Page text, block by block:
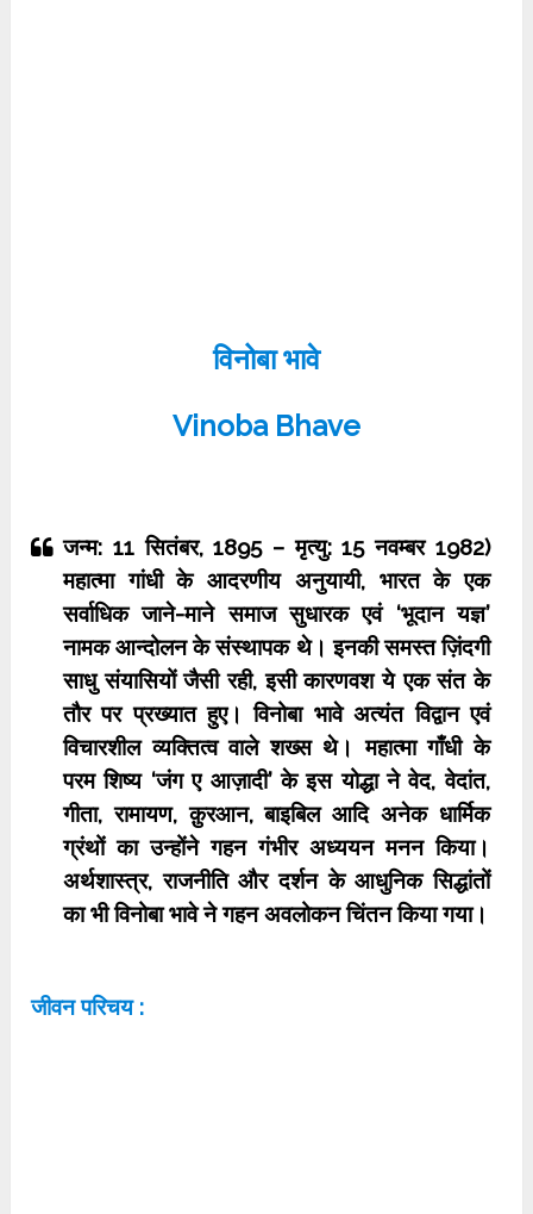
विनोबा भावे
Vinoba Bhave
जन्म: 11 सितंबर, 1895 – मृत्यु: 15 नवम्बर 1982)
महात्मा गांधी के आदरणीय अनुयायी, भारत के एक
सर्वाधिक जाने-माने समाज सुधारक एवं ‘भूदान यज्ञ’
नामक आन्दोलन के संस्थापक थे। इनकी समस्‍त ज़िंदगी
साधु संयासियों जैसी रही, इसी कारणवश ये एक संत के
तौर पर प्रख्‍यात हुए। विनोबा भावे अत्‍यंत विद्वान एवं
विचारशील व्‍यक्तित्‍व वाले शख्‍स थे। महात्मा गाँधी के
परम शिष्‍य ‘जंग ए आज़ादी’ के इस योद्धा ने वेद, वेदांत,
गीता, रामायण, क़ुरआन, बाइबिल आदि अनेक धार्मिक
ग्रंथों का उन्‍होंने गहन गंभीर अध्‍ययन मनन किया।
अर्थशास्‍त्र, राजनीति और दर्शन के आधुनिक सिद्धांतों
का भी विनोबा भावे ने गहन अवलोकन चिंतन किया गया।
जीवन परिचय :